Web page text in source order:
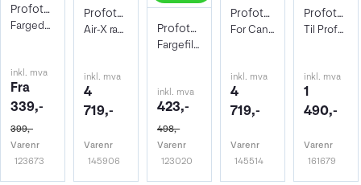
Profoto Clic Gel
Fargede filter til blits i A1-serien
inkl. mva
Fra
339,-
399,-
Varenr
123673
Profoto Connect Pro
Air-X radioutløser
inkl. mva
4
719,-
Varenr
145906
Profoto Clic Gel - Yellow
Fargefilter til blits i A1-serien
inkl. mva
423,-
498,-
Varenr
123020
Profoto Connect Pro Air-X radioutløser C
For Canon
inkl. mva
4
719,-
Varenr
145514
Profoto A-serie Li-Ion Battery 2S1P
Til Profoto A2, A1, A1X og A10
inkl. mva
1
490,-
Varenr
161679